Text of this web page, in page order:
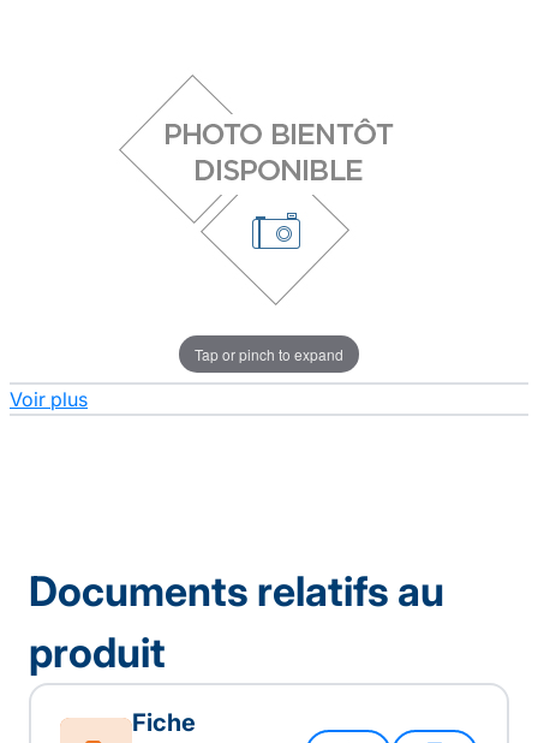
Tap or pinch to expand
Voir plus
Documents relatifs au
produit
Fiche